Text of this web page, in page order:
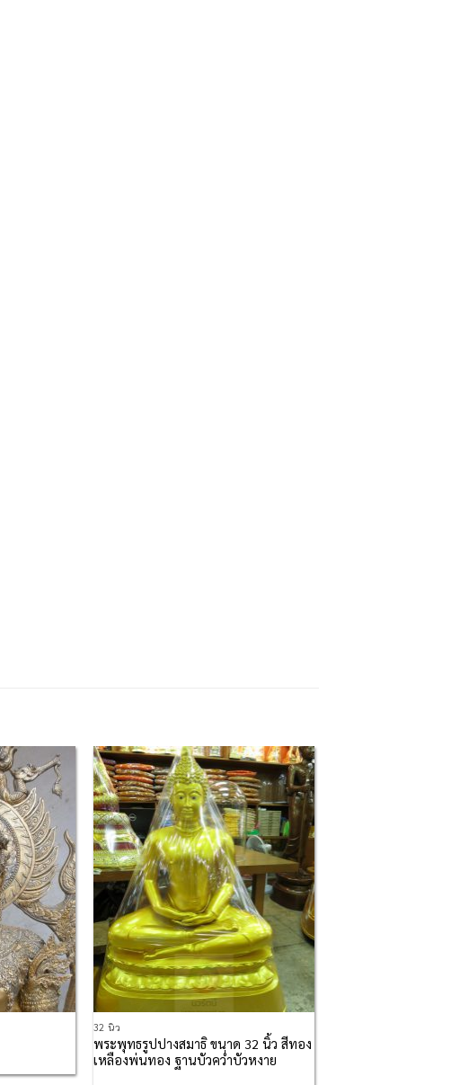
Add to
Wishlist
Add to
Wishlist
32 นิ้ว
พระพุทธรูปปางสมาธิ ขนาด 32 นิ้ว สีทอง
เหลืองพ่นทอง ฐานบัวคว่ำบัวหงาย